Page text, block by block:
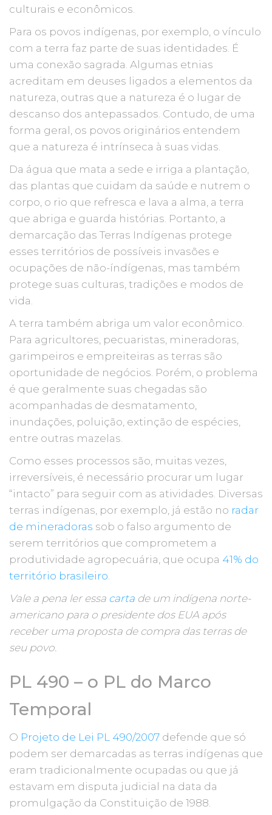
culturais e econômicos.
Para os povos indígenas, por exemplo, o vínculo
com a terra faz parte de suas identidades. É
uma conexão sagrada. Algumas etnias
acreditam em deuses ligados a elementos da
natureza, outras que a natureza é o lugar de
descanso dos antepassados. Contudo, de uma
forma geral, os povos originários entendem
que a natureza é intrínseca à suas vidas.
Da água que mata a sede e irriga a plantação,
das plantas que cuidam da saúde e nutrem o
corpo, o rio que refresca e lava a alma, a terra
que abriga e guarda histórias. Portanto, a
demarcação das Terras Indígenas protege
esses territórios de possíveis invasões e
ocupações de não-índígenas, mas também
protege suas culturas, tradições e modos de
vida.
A terra também abriga um valor econômico.
Para agricultores, pecuaristas, mineradoras,
garimpeiros e empreiteiras as terras são
oportunidade de negócios. Porém, o problema
é que geralmente suas chegadas são
acompanhadas de desmatamento,
inundações, poluição, extinção de espécies,
entre outras mazelas.
Como esses processos são, muitas vezes,
irreversíveis, é necessário procurar um lugar
“intacto” para seguir com as atividades. Diversas
terras indígenas, por exemplo, já estão no radar
de mineradoras sob o falso argumento de
serem territórios que comprometem a
produtividade agropecuária, que ocupa 41% do
território brasileiro.
Vale a pena ler essa carta de um indígena norte-
americano para o presidente dos EUA após
receber uma proposta de compra das terras de
seu povo.
PL 490 – o PL do Marco
Temporal
O Projeto de Lei PL 490/2007 defende que só
podem ser demarcadas as terras indígenas que
eram tradicionalmente ocupadas ou que já
estavam em disputa judicial na data da
promulgação da Constituição de 1988.